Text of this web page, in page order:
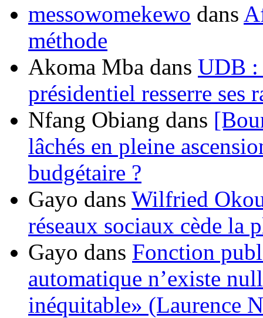
messowomekewo dans
méthode
Akoma Mba dans UDB :
présidentiel resserre ses
Nfang Obiang dans
lâchés en pleine
budgétaire ?
Gayo dans Wilfried
réseaux sociaux cède la
Gayo dans Fonction
automatique n’existe
inéquitable» (Laurence